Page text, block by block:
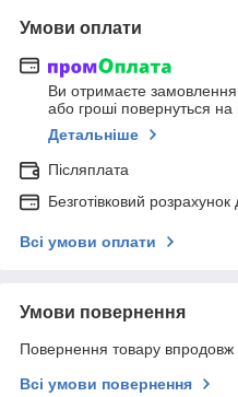
Умови оплати
Ви отримаєте замовлення
або гроші повернуться на
Детальніше
Післяплата
Безготівковий
Всі умови оплати
Умови повернення
Повернення товару впродовж
Всі умови повернення